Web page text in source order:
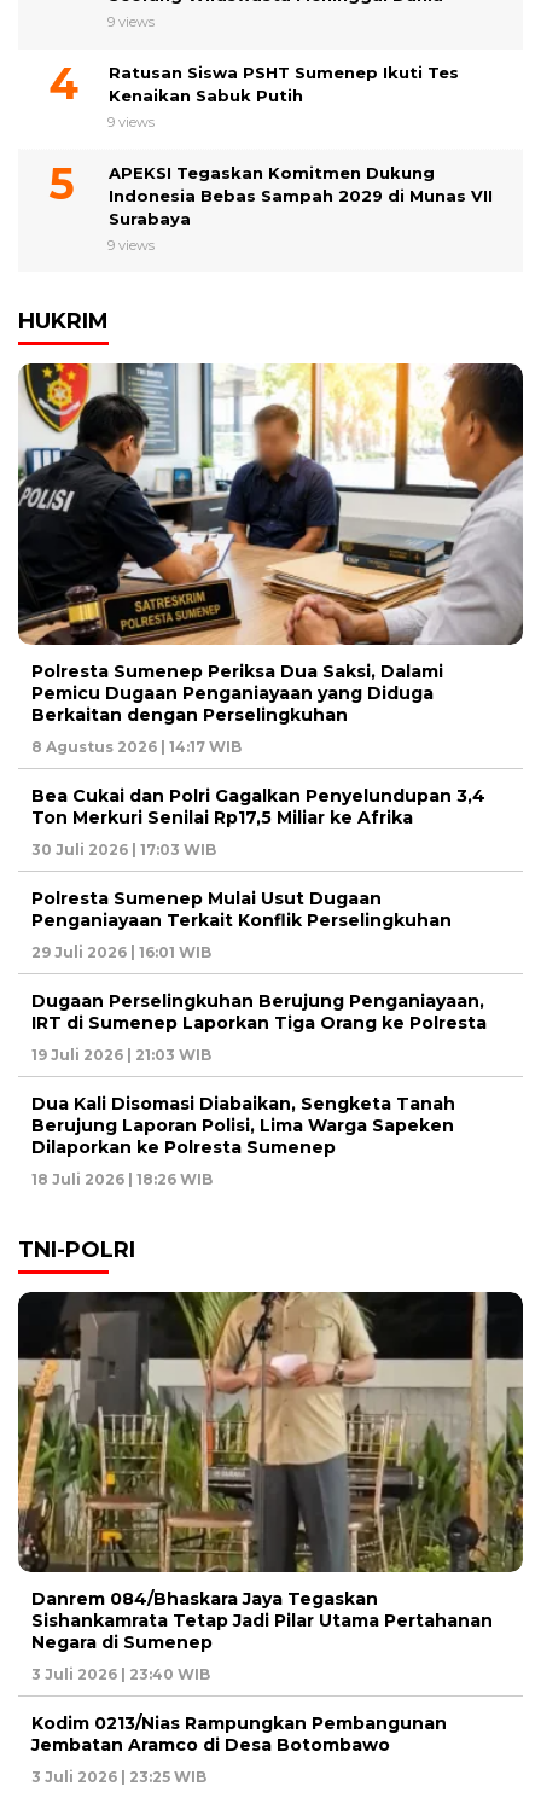
9 views
Ratusan Siswa PSHT Sumenep Ikuti Tes
Kenaikan Sabuk Putih
9 views
APEKSI Tegaskan Komitmen Dukung
Indonesia Bebas Sampah 2029 di Munas VII
Surabaya
9 views
HUKRIM
Polresta Sumenep Periksa Dua Saksi, Dalami
Pemicu Dugaan Penganiayaan yang Diduga
Berkaitan dengan Perselingkuhan
8 Agustus 2026 | 14:17 WIB
Bea Cukai dan Polri Gagalkan Penyelundupan 3,4
Ton Merkuri Senilai Rp17,5 Miliar ke Afrika
30 Juli 2026 | 17:03 WIB
Polresta Sumenep Mulai Usut Dugaan
Penganiayaan Terkait Konflik Perselingkuhan
29 Juli 2026 | 16:01 WIB
Dugaan Perselingkuhan Berujung Penganiayaan,
IRT di Sumenep Laporkan Tiga Orang ke Polresta
19 Juli 2026 | 21:03 WIB
Dua Kali Disomasi Diabaikan, Sengketa Tanah
Berujung Laporan Polisi, Lima Warga Sapeken
Dilaporkan ke Polresta Sumenep
18 Juli 2026 | 18:26 WIB
TNI-POLRI
Danrem 084/Bhaskara Jaya Tegaskan
Sishankamrata Tetap Jadi Pilar Utama Pertahanan
Negara di Sumenep
3 Juli 2026 | 23:40 WIB
Kodim 0213/Nias Rampungkan Pembangunan
Jembatan Aramco di Desa Botombawo
3 Juli 2026 | 23:25 WIB